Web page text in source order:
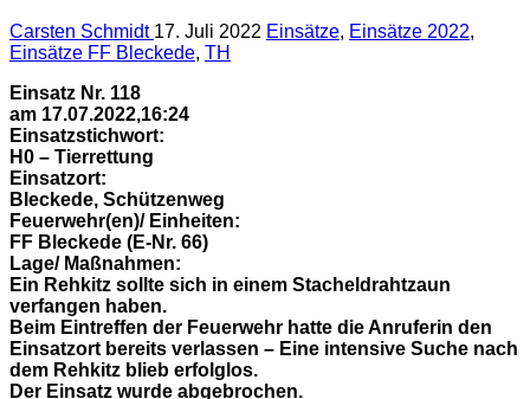
Carsten Schmidt 17. Juli 2022 Einsätze, Einsätze 2022,
Einsätze FF Bleckede, TH
Einsatz Nr. 118
am 17.07.2022,16:24
Einsatzstichwort:
H0 – Tierrettung
Einsatzort:
Bleckede, Schützenweg
Feuerwehr(en)/ Einheiten:
FF Bleckede (E-Nr. 66)
Lage/ Maßnahmen:
Ein Rehkitz sollte sich in einem Stacheldrahtzaun
verfangen haben.
Beim Eintreffen der Feuerwehr hatte die Anruferin den
Einsatzort bereits verlassen – Eine intensive Suche nach
dem Rehkitz blieb erfolglos.
Der Einsatz wurde abgebrochen.